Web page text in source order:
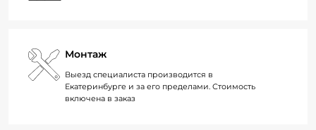
Монтаж
Выезд специалиста производится в
Екатеринбурге и за его пределами. Стоимость
включена в заказ